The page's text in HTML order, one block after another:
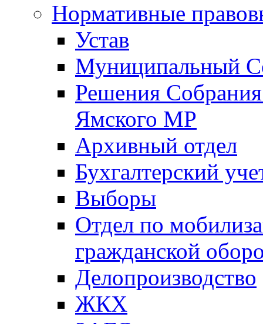
Нормативные
Устав
Муниципальный
Решения
Ямского МР
Архивный отдел
Бухгалтерский
Выборы
Отдел по
гражданской
Делопроизводство
ЖКХ